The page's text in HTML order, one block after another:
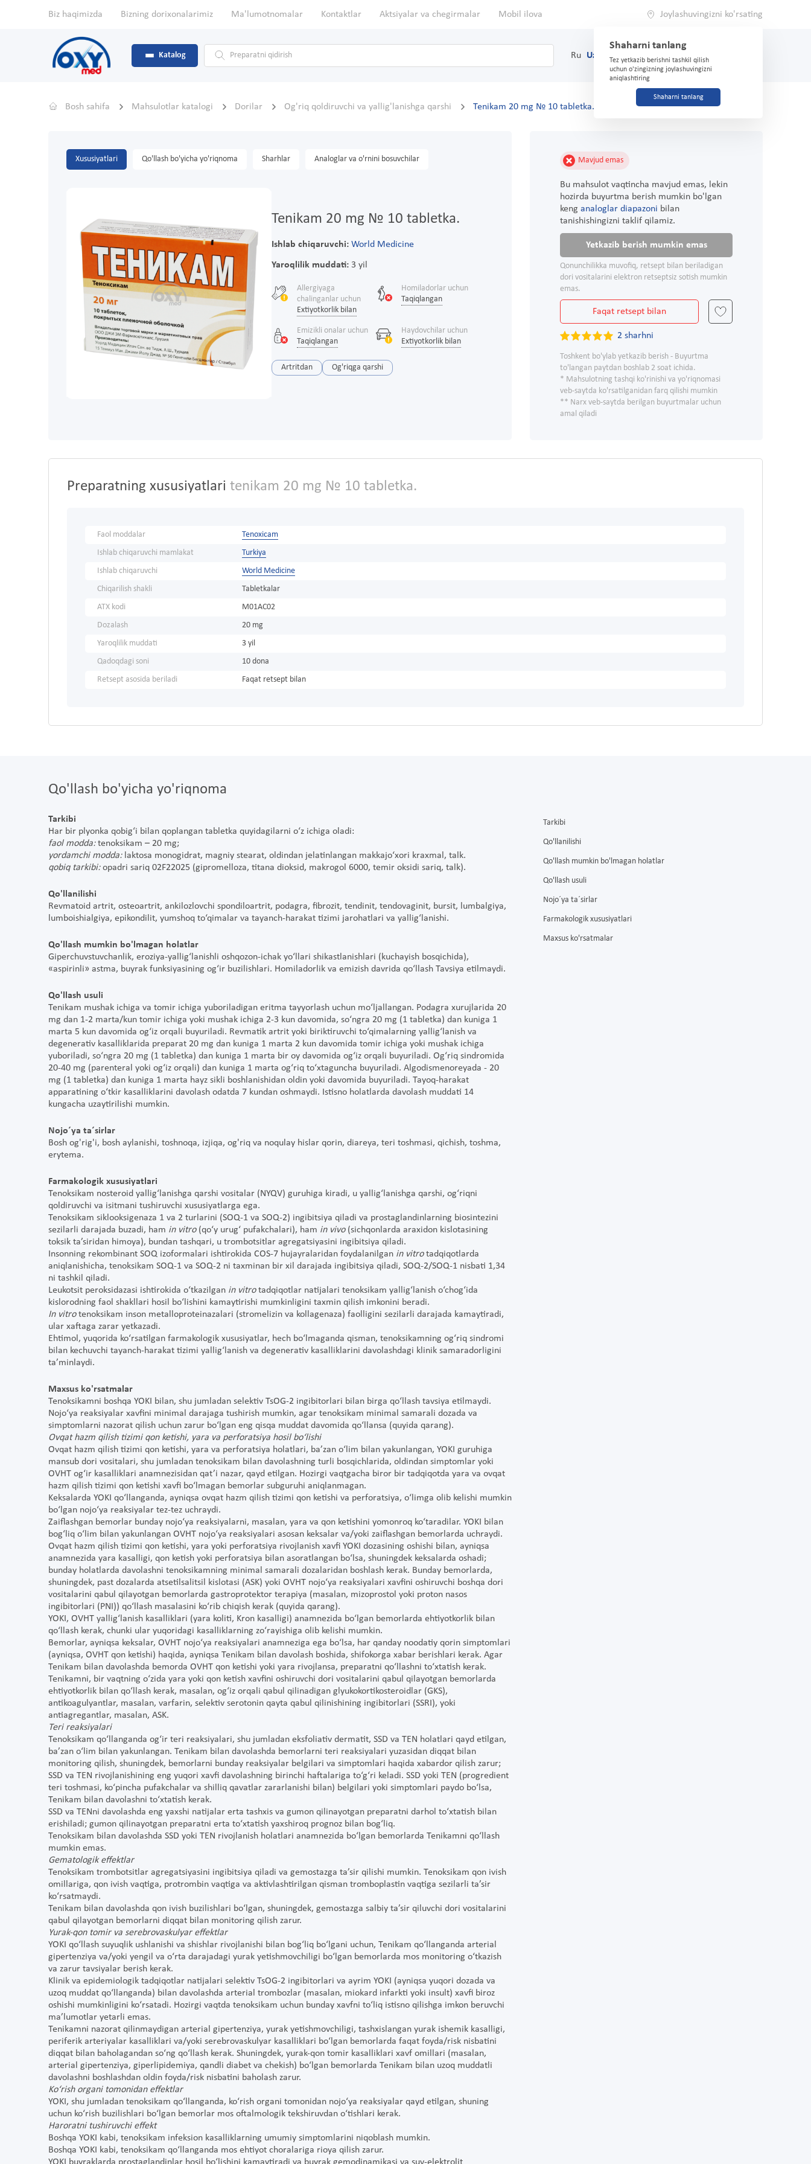
Biz haqimizda Bizning dorixonalarimiz Ma'lumotnomalar Kontaktlar Aktsiyalar va chegirmalar Mobil ilova Joylashuvingizni ko'rsating
Shaharni tanlang
Tez yetkazib berishni tashkil qilish
uchun o'zingizning joylashuvingizni
aniqlashtiring
Shaharni tanlang
Katalog Ru Uz (71) 200-03-03
Bosh sahifa Mahsulotlar katalogi Dorilar Og'riq qoldiruvchi va yallig'lanishga qarshi Tenikam 20 mg № 10 tabletka.
Xususiyatlari Qo'llash bo'yicha yo'riqnoma Sharhlar Analoglar va o'rnini bosuvchilar
Tenikam 20 mg № 10 tabletka.
Ishlab chiqaruvchi: World Medicine
Yaroqlilik muddati:3 yil
Allergiyaga
chalinganlar uchun
Extiyotkorlik bilan
Homiladorlar uchun
Taqiqlangan
Emizikli onalar uchun
Taqiqlangan
Haydovchilar uchun
Extiyotkorlik bilan
Artritdan Og'riqga qarshi
Mavjud emas
Bu mahsulot vaqtincha mavjud emas, lekin
hozirda buyurtma berish mumkin bo'lgan
keng analoglar diapazoni bilan
tanishishingizni taklif qilamiz.
Yetkazib berish mumkin emas
Qonunchilikka muvofiq, retsept bilan beriladigan
dori vositalarini elektron retseptsiz sotish mumkin
emas.
Faqat retsept bilan
2 sharhni
Toshkent bo'ylab yetkazib berish - Buyurtma
to'langan paytdan boshlab 2 soat ichida.
* Mahsulotning tashqi ko'rinishi va yo'riqnomasi
veb-saytda ko'rsatilganidan farq qilishi mumkin
** Narx veb-saytda berilgan buyurtmalar uchun
amal qiladi
Preparatning xususiyatlari tenikam 20 mg № 10 tabletka.
Faol moddalar
Tenoxicam
Ishlab chiqaruvchi mamlakat
Turkiya
Ishlab chiqaruvchi
World Medicine
Chiqarilish shakli
Tabletkalar
ATX kodi
M01AC02
Dozalash
20 mg
Yaroqlilik muddati
3 yil
Qadoqdagi soni
10 dona
Retsept asosida beriladi
Faqat retsept bilan
Qo'llash bo'yicha yo'riqnoma
Tarkibi
Har bir plyonka qobig‘i bilan qoplangan tabletka quyidagilarni o‘z ichiga oladi:
faol modda:tenoksikam – 20 mg;
yordamchi modda:laktosa monogidrat, magniy stearat, oldindan jelatinlangan makkajo‘xori kraxmal, talk.
qobiq tarkibi:opadri sariq 02F22025 (gipromelloza, titana dioksid, makrogol 6000, temir oksidi sariq, talk).
Qo'llanilishi
Revmatoid artrit, osteoartrit, ankilozlovchi spondiloartrit, podagra, fibrozit, tendinit, tendovaginit, bursit, lumbalgiya,
lumboishialgiya, epikondilit, yumshoq to‘qimalar va tayanch-harakat tizimi jarohatlari va yallig‘lanishi.
Qo'llash mumkin bo'lmagan holatlar
Giperchuvstuvchanlik, eroziya-yallig‘lanishli oshqozon-ichak yo‘llari shikastlanishlari (kuchayish bosqichida),
«aspirinli» astma, buyrak funksiyasining og‘ir buzilishlari. Homiladorlik va emizish davrida qo‘llash Tavsiya etilmaydi.
Qo'llash usuli
Tenikam mushak ichiga va tomir ichiga yuboriladigan eritma tayyorlash uchun mo‘ljallangan. Podagra xurujlarida 20
mg dan 1-2 marta/kun tomir ichiga yoki mushak ichiga 2-3 kun davomida, so‘ngra 20 mg (1 tabletka) dan kuniga 1
marta 5 kun davomida og‘iz orqali buyuriladi. Revmatik artrit yoki biriktiruvchi to‘qimalarning yallig‘lanish va
degenerativ kasalliklarida preparat 20 mg dan kuniga 1 marta 2 kun davomida tomir ichiga yoki mushak ichiga
yuboriladi, so‘ngra 20 mg (1 tabletka) dan kuniga 1 marta bir oy davomida og‘iz orqali buyuriladi. Og‘riq sindromida
20-40 mg (parenteral yoki og‘iz orqali) dan kuniga 1 marta og‘riq to‘xtaguncha buyuriladi. Algodismenoreyada - 20
mg (1 tabletka) dan kuniga 1 marta hayz sikli boshlanishidan oldin yoki davomida buyuriladi. Tayoq-harakat
apparatining o‘tkir kasalliklarini davolash odatda 7 kundan oshmaydi. Istisno holatlarda davolash muddati 14
kungacha uzaytirilishi mumkin.
Nojo´ya ta´sirlar
Bosh og'rig'i, bosh aylanishi, toshnoqa, izjiqa, og'riq va noqulay hislar qorin, diareya, teri toshmasi, qichish, toshma,
erytema.
Farmakologik xususiyatlari
Tenoksikam nosteroid yallig‘lanishga qarshi vositalar (NYQV) guruhiga kiradi, u yallig‘lanishga qarshi, og‘riqni
qoldiruvchi va isitmani tushiruvchi xususiyatlarga ega.
Tenoksikam siklooksigenaza 1 va 2 turlarini (SOQ-1 va SOQ-2) ingibitsiya qiladi va prostaglandinlarning biosintezini
sezilarli darajada buzadi, ham in vitro(qo‘y urug‘ pufakchalari), ham in vivo(sichqonlarda araxidon kislotasining
toksik ta’siridan himoya), bundan tashqari, u trombotsitlar agregatsiyasini ingibitsiya qiladi.
Insonning rekombinant SOQ izoformalari ishtirokida COS-7 hujayralaridan foydalanilgan in vitrotadqiqotlarda
aniqlanishicha, tenoksikam SOQ-1 va SOQ-2 ni taxminan bir xil darajada ingibitsiya qiladi, SOQ-2/SOQ-1 nisbati 1,34
ni tashkil qiladi.
Leukotsit peroksidazasi ishtirokida o‘tkazilgan in vitrotadqiqotlar natijalari tenoksikam yallig‘lanish o‘chog‘ida
kislorodning faol shakllari hosil bo‘lishini kamaytirishi mumkinligini taxmin qilish imkonini beradi.
In vitrotenoksikam inson metalloproteinazalari (stromelizin va kollagenaza) faolligini sezilarli darajada kamaytiradi,
ular xaftaga zarar yetkazadi.
Ehtimol, yuqorida ko‘rsatilgan farmakologik xususiyatlar, hech bo‘lmaganda qisman, tenoksikamning og‘riq sindromi
bilan kechuvchi tayanch-harakat tizimi yallig‘lanish va degenerativ kasalliklarini davolashdagi klinik samaradorligini
ta’minlaydi.
Maxsus ko'rsatmalar
Tenoksikamni boshqa YOKI bilan, shu jumladan selektiv TsOG-2 ingibitorlari bilan birga qo‘llash tavsiya etilmaydi.
Nojo‘ya reaksiyalar xavfini minimal darajaga tushirish mumkin, agar tenoksikam minimal samarali dozada va
simptomlarni nazorat qilish uchun zarur bo‘lgan eng qisqa muddat davomida qo‘llansa (quyida qarang).
Ovqat hazm qilish tizimi qon ketishi, yara va perforatsiya hosil bo‘lishi
Ovqat hazm qilish tizimi qon ketishi, yara va perforatsiya holatlari, ba’zan o‘lim bilan yakunlangan, YOKI guruhiga
mansub dori vositalari, shu jumladan tenoksikam bilan davolashning turli bosqichlarida, oldindan simptomlar yoki
OVHT og‘ir kasalliklari anamnezisidan qat’i nazar, qayd etilgan. Hozirgi vaqtgacha biror bir tadqiqotda yara va ovqat
hazm qilish tizimi qon ketishi xavfi bo‘lmagan bemorlar subguruhi aniqlanmagan.
Keksalarda YOKI qo‘llanganda, ayniqsa ovqat hazm qilish tizimi qon ketishi va perforatsiya, o‘limga olib kelishi mumkin
bo‘lgan nojo‘ya reaksiyalar tez-tez uchraydi.
Zaiflashgan bemorlar bunday nojo‘ya reaksiyalarni, masalan, yara va qon ketishini yomonroq ko‘taradilar. YOKI bilan
bog‘liq o‘lim bilan yakunlangan OVHT nojo‘ya reaksiyalari asosan keksalar va/yoki zaiflashgan bemorlarda uchraydi.
Ovqat hazm qilish tizimi qon ketishi, yara yoki perforatsiya rivojlanish xavfi YOKI dozasining oshishi bilan, ayniqsa
anamnezida yara kasalligi, qon ketish yoki perforatsiya bilan asoratlangan bo‘lsa, shuningdek keksalarda oshadi;
bunday holatlarda davolashni tenoksikamning minimal samarali dozalaridan boshlash kerak. Bunday bemorlarda,
shuningdek, past dozalarda atsetilsalitsil kislotasi (ASK) yoki OVHT nojo‘ya reaksiyalari xavfini oshiruvchi boshqa dori
vositalarini qabul qilayotgan bemorlarda gastroprotektor terapiya (masalan, mizoprostol yoki proton nasos
ingibitorlari (PNI)) qo‘llash masalasini ko‘rib chiqish kerak (quyida qarang).
YOKI, OVHT yallig‘lanish kasalliklari (yara koliti, Kron kasalligi) anamnezida bo‘lgan bemorlarda ehtiyotkorlik bilan
qo‘llash kerak, chunki ular yuqoridagi kasalliklarning zo‘rayishiga olib kelishi mumkin.
Bemorlar, ayniqsa keksalar, OVHT nojo‘ya reaksiyalari anamneziga ega bo‘lsa, har qanday noodatiy qorin simptomlari
(ayniqsa, OVHT qon ketishi) haqida, ayniqsa Tenikam bilan davolash boshida, shifokorga xabar berishlari kerak. Agar
Tenikam bilan davolashda bemorda OVHT qon ketishi yoki yara rivojlansa, preparatni qo‘llashni to‘xtatish kerak.
Tenikamni, bir vaqtning o‘zida yara yoki qon ketish xavfini oshiruvchi dori vositalarini qabul qilayotgan bemorlarda
ehtiyotkorlik bilan qo‘llash kerak, masalan, og‘iz orqali qabul qilinadigan glyukokortikosteroidlar (GKS),
antikoagulyantlar, masalan, varfarin, selektiv serotonin qayta qabul qilinishining ingibitorlari (SSRI), yoki
antiagregantlar, masalan, ASK.
Teri reaksiyalari
Tenoksikam qo‘llanganda og‘ir teri reaksiyalari, shu jumladan eksfoliativ dermatit, SSD va TEN holatlari qayd etilgan,
ba’zan o‘lim bilan yakunlangan. Tenikam bilan davolashda bemorlarni teri reaksiyalari yuzasidan diqqat bilan
monitoring qilish, shuningdek, bemorlarni bunday reaksiyalar belgilari va simptomlari haqida xabardor qilish zarur;
SSD va TEN rivojlanishining eng yuqori xavfi davolashning birinchi haftalariga to‘g‘ri keladi. SSD yoki TEN (progredient
teri toshmasi, ko‘pincha pufakchalar va shilliq qavatlar zararlanishi bilan) belgilari yoki simptomlari paydo bo‘lsa,
Tenikam bilan davolashni to‘xtatish kerak.
SSD va TENni davolashda eng yaxshi natijalar erta tashxis va gumon qilinayotgan preparatni darhol to‘xtatish bilan
erishiladi; gumon qilinayotgan preparatni erta to‘xtatish yaxshiroq prognoz bilan bog‘liq.
Tenoksikam bilan davolashda SSD yoki TEN rivojlanish holatlari anamnezida bo‘lgan bemorlarda Tenikamni qo‘llash
mumkin emas.
Gematologik effektlar
Tenoksikam trombotsitlar agregatsiyasini ingibitsiya qiladi va gemostazga ta’sir qilishi mumkin. Tenoksikam qon ivish
omillariga, qon ivish vaqtiga, protrombin vaqtiga va aktivlashtirilgan qisman tromboplastin vaqtiga sezilarli ta’sir
ko‘rsatmaydi.
Tenikam bilan davolashda qon ivish buzilishlari bo‘lgan, shuningdek, gemostazga salbiy ta’sir qiluvchi dori vositalarini
qabul qilayotgan bemorlarni diqqat bilan monitoring qilish zarur.
Yurak-qon tomir va serebrovaskulyar effektlar
YOKI qo‘llash suyuqlik ushlanishi va shishlar rivojlanishi bilan bog‘liq bo‘lgani uchun, Tenikam qo‘llanganda arterial
gipertenziya va/yoki yengil va o‘rta darajadagi yurak yetishmovchiligi bo‘lgan bemorlarda mos monitoring o‘tkazish
va zarur tavsiyalar berish kerak.
Klinik va epidemiologik tadqiqotlar natijalari selektiv TsOG-2 ingibitorlari va ayrim YOKI (ayniqsa yuqori dozada va
uzoq muddat qo‘llanganda) bilan davolashda arterial trombozlar (masalan, miokard infarkti yoki insult) xavfi biroz
oshishi mumkinligini ko‘rsatadi. Hozirgi vaqtda tenoksikam uchun bunday xavfni to‘liq istisno qilishga imkon beruvchi
ma’lumotlar yetarli emas.
Tenikamni nazorat qilinmaydigan arterial gipertenziya, yurak yetishmovchiligi, tashxislangan yurak ishemik kasalligi,
periferik arteriyalar kasalliklari va/yoki serebrovaskulyar kasalliklari bo‘lgan bemorlarda faqat foyda/risk nisbatini
diqqat bilan baholagandan so‘ng qo‘llash kerak. Shuningdek, yurak-qon tomir kasalliklari xavf omillari (masalan,
arterial gipertenziya, giperlipidemiya, qandli diabet va chekish) bo‘lgan bemorlarda Tenikam bilan uzoq muddatli
davolashni boshlashdan oldin foyda/risk nisbatini baholash zarur.
Ko‘rish organi tomonidan effektlar
YOKI, shu jumladan tenoksikam qo‘llanganda, ko‘rish organi tomonidan nojo‘ya reaksiyalar qayd etilgan, shuning
uchun ko‘rish buzilishlari bo‘lgan bemorlar mos oftalmologik tekshiruvdan o‘tishlari kerak.
Haroratni tushiruvchi effekt
Boshqa YOKI kabi, tenoksikam infeksion kasalliklarning umumiy simptomlarini niqoblash mumkin.
Boshqa YOKI kabi, tenoksikam qo‘llanganda mos ehtiyot choralariga rioya qilish zarur.
Tarkibi
Qo'llanilishi
Qo'llash mumkin bo'lmagan holatlar
Qo'llash usuli
Nojo´ya ta´sirlar
Farmakologik xususiyatlari
Maxsus ko'rsatmalar